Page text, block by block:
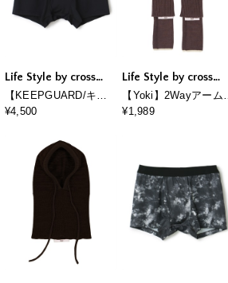
Life Style by cross
marche
【KEEPGUARD/キー
プガード】Newボクサ
メンズ ナノファイン加
工 尿漏れ対応パンツ
メンズ 三枚組セット
¥4,500
Life Style by cross
marche
【Yoki】2Wayアーム＆
レッグウォーマー
¥1,989